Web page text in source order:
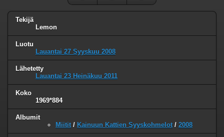
Tekijä
Lemon
Luotu
Lauantai 27 Syyskuu 2008
Lähetetty
Lauantai 23 Heinäkuu 2011
Koko
1969*884
Albumit
Miitit / Kainuun Kattien Syyskohmelot / 2008